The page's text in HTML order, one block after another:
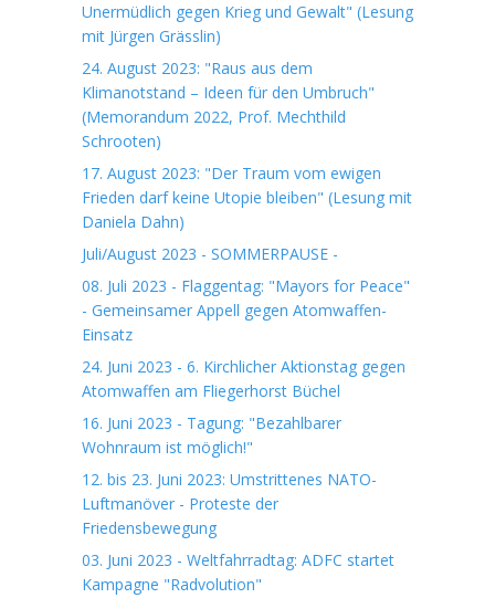
Unermüdlich gegen Krieg und Gewalt" (Lesung
mit Jürgen Grässlin)
24. August 2023: "Raus aus dem
Klimanotstand – Ideen für den Umbruch"
(Memorandum 2022, Prof. Mechthild
Schrooten)
17. August 2023: "Der Traum vom ewigen
Frieden darf keine Utopie bleiben" (Lesung mit
Daniela Dahn)
Juli/August 2023 - SOMMERPAUSE -
08. Juli 2023 - Flaggentag: "Mayors for Peace"
- Gemeinsamer Appell gegen Atomwaffen-
Einsatz
24. Juni 2023 - 6. Kirchlicher Aktionstag gegen
Atomwaffen am Fliegerhorst Büchel
16. Juni 2023 - Tagung: "Bezahlbarer
Wohnraum ist möglich!"
12. bis 23. Juni 2023: Umstrittenes NATO-
Luftmanöver - Proteste der
Friedensbewegung
03. Juni 2023 - Weltfahrradtag: ADFC startet
Kampagne "Radvolution"